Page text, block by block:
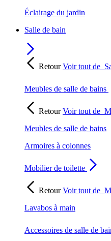
Éclairage du jardin
Salle de bain
RetourVoir tout de
Meubles de salle de bains
RetourVoir tout de
Meubles de salle de bains
Armoires à colonnes
Mobilier de toilette
RetourVoir tout de
Lavabos à main
Accessoires de salle de